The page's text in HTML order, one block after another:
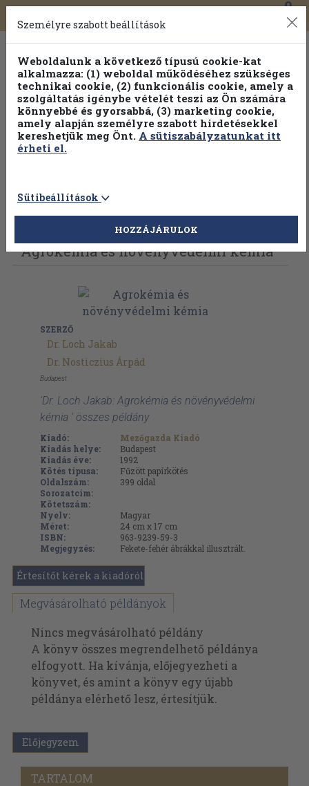
Toggle
navigation
0
Válogasson több mint 1.000.000 kiadványunk közül
100% kedvezménnyel!
Vissza az előző oldalra Válasszon példányt
Agrokémia és növényvédelmi kémia
SZERZŐ
Dr. Loch Jakab
Dr. Nosticzius Árpád
Budapest
'Dr. Loch Jakab: Agrokémia és növényvédelmi
kémia ' összes példány
Kiadó:
Mezőgazda Kiadó
Kiadás helye:
Budapest
Kiadás éve:
1992
Kötés típusa:
Fűzött papírkötés
Oldalszám:
399 oldal
Sorozatcím:
Kötetszám:
Nyelv:
Magyar
Méret:
24 cm x 17 cm
ISBN:
963-9239-59-3
Megjegyzés:
Fekete-fehér ábrákkal illusztrált.
Értesítőt kérek a kiadóról
Megvásárolható példányok
Nincs megvásárolható példány
A könyv összes megrendelhető példánya
elfogyott. Ha kívánja, előjegyezheti a
könyvet, és amint a könyv egy újabb
példánya elérhető lesz, értesítjük.
Előjegyzem
TARTALOM
Személyre szabott beállítások
Weboldalunk a következő típusú cookie-kat
alkalmazza: (1) weboldal működéséhez szükséges
technikai cookie, (2) funkcionális cookie, amely a
szolgáltatás igénybe vételét teszi az Ön számára
könnyebbé és gyorsabbá, (3) marketing cookie,
amely alapján személyre szabott hirdetésekkel
kereshetjük meg Önt. A sütiszabályzatunkat itt
érheti el.
Sütibeállítások
HOZZÁJÁRULOK